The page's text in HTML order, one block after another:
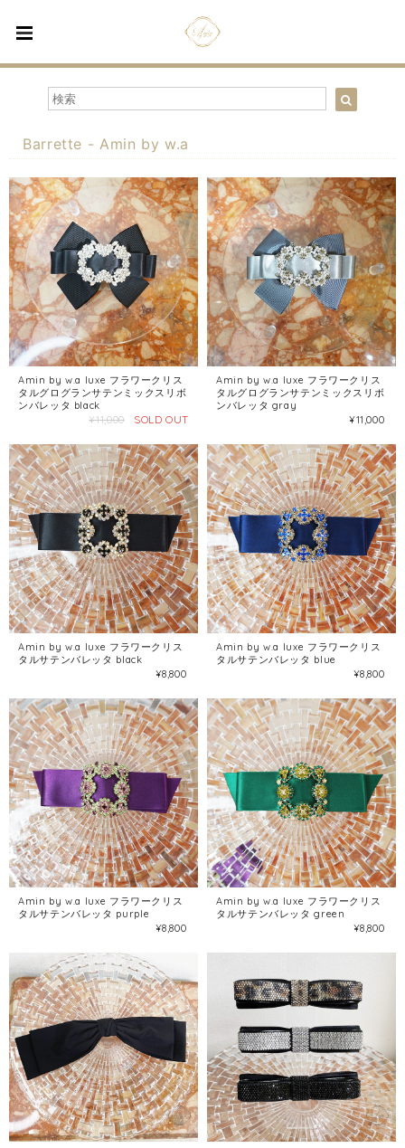
Barrette - Amin by w.a
Amin by w.a luxe フラワークリス
タルグログランサテンミックスリボ
ンバレッタ black
¥11,000
SOLD OUT
Amin by w.a luxe フラワークリス
タルグログランサテンミックスリボ
ンバレッタ gray
¥11,000
Amin by w.a luxe フラワークリス
タルサテンバレッタ black
¥8,800
Amin by w.a luxe フラワークリス
タルサテンバレッタ blue
¥8,800
Amin by w.a luxe フラワークリス
タルサテンバレッタ purple
¥8,800
Amin by w.a luxe フラワークリス
タルサテンバレッタ green
¥8,800